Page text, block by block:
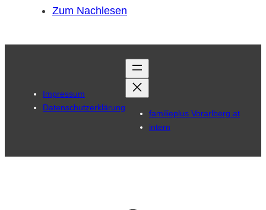
Zum Nachlesen
Impressum
Datenschutzerklärung
familieplus Vorarlberg.at
intern